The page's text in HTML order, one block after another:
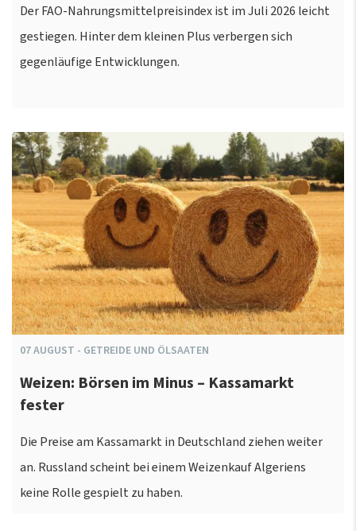
Der FAO-Nahrungsmittelpreisindex ist im Juli 2026 leicht
gestiegen. Hinter dem kleinen Plus verbergen sich
gegenläufige Entwicklungen.
07AUGUST - GETREIDE UND ÖLSAATEN
Weizen: Börsen im Minus – Kassamarkt
fester
Die Preise am Kassamarkt in Deutschland ziehen weiter
an. Russland scheint bei einem Weizenkauf Algeriens
keine Rolle gespielt zu haben.